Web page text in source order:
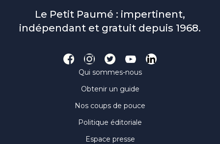
Le Petit Paumé : impertinent,
indépendant et gratuit depuis 1968.
Qui sommes-nous
Obtenir un guide
Nos coups de pouce
Politique éditoriale
Espace presse